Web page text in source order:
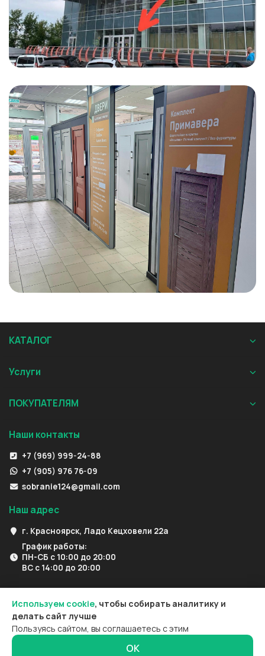
КАТАЛОГ
Услуги
ПОКУПАТЕЛЯМ
Наши контакты
+7 (969) 999-24-88
+7 (905) 976 76-09
sobranie124@gmail.com
Наш адрес
г. Красноярск, Ладо Кецховели 22а
График работы:
ПН-СБ с 10:00 до 20:00
ВС с 14:00 до 20:00
Используем cookie, чтобы собирать аналитику и
делать сайт лучше
Пользуясь сайтом, вы соглашаетесь с этим
ОК